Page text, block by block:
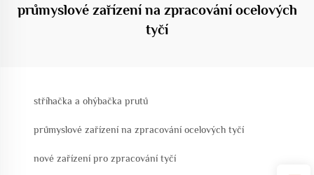
průmyslové zařízení na zpracování ocelových
tyčí
stříhačka a ohýbačka prutů
průmyslové zařízení na zpracování ocelových tyčí
nové zařízení pro zpracování tyčí